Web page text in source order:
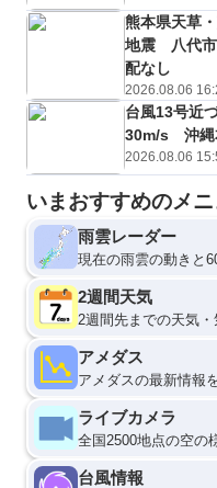
熊本県天草
地震 八代
配なし
2026.08.06
台風13号近
30m/s 沖縄
2026.08.06
いまおすすめのメ
雨雲レーダー
現在の雨雲の動きと
2週間天気
2週間先までの天気
アメダス
アメダスの最新情報
ライブカメラ
全国2500地点の空の
台風情報